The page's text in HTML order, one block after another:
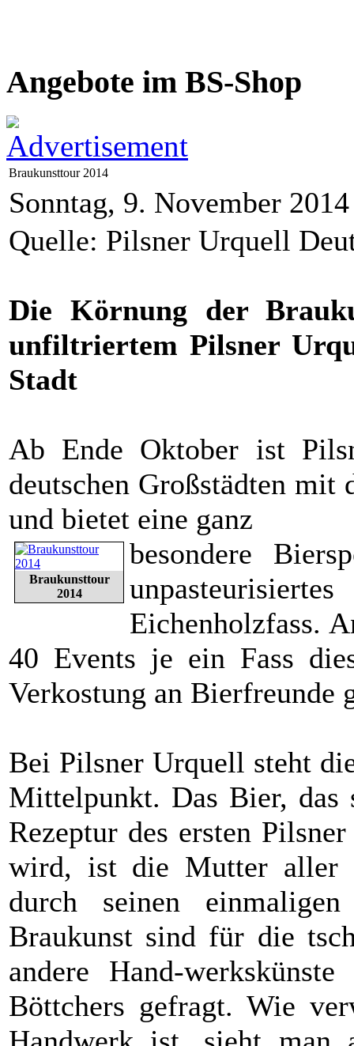
Angebote im BS-Shop
Braukunsttour 2014
Sonntag, 9. November 2014
Quelle: Pilsner Urquell
Die Körnung der
unfiltriertem Pilsner
Stadt
Ab Ende Oktober ist
deutschen Großstädten mit
und bietet eine ganz
Braukunsttour
2014
besondere
Eichenholzfass.
40 Events je ein Fass
Verkostung an Bierfreunde
Bei Pilsner Urquell steht
Mittelpunkt. Das Bier, das
Rezeptur des ersten
wird, ist die Mutter aller
durch seinen
Braukunst sind für die
andere Hand-
Böttchers gefragt. Wie